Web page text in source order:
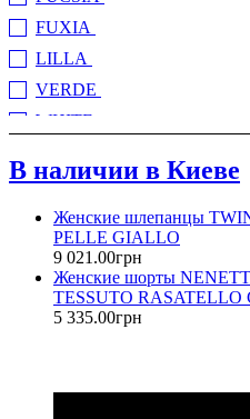
FUXIA
LILLA
VERDE
WHITE
В ПОЛОСКУ(1)
ГОЛУБОЙ (5)
ЖЕЛТЫЙ(9)
КОРАЛЛОВЫЙ(2)
КРАСНЫЙ(1)
В наличии в Киеве
Женские шлепанцы
PELLE GIALLO
9 021 .00грн
Женские шорты
TESSUTO RASATELLO
5 335.00грн